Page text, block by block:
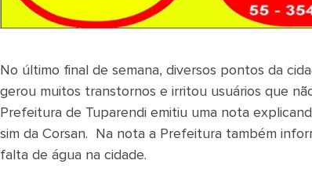
No último final de semana, diversos pontos da
gerou muitos transtornos e irritou usuários que
Prefeitura de Tuparendi emitiu uma nota
sim da Corsan. Na nota a Prefeitura também
falta de água na cidade.